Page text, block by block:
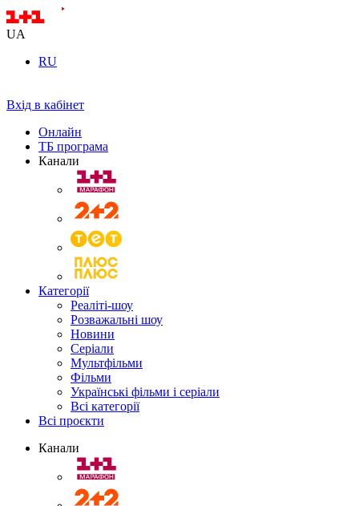
UA
RU
Вхід в кабінет
Онлайн
ТБ програма
Канали
Категорії
Реаліті-шоу
Розважальні шоу
Новини
Серіали
Мультфільми
Фільми
Українські фільми і серіали
Всі категорії
Всі проєкти
Канали